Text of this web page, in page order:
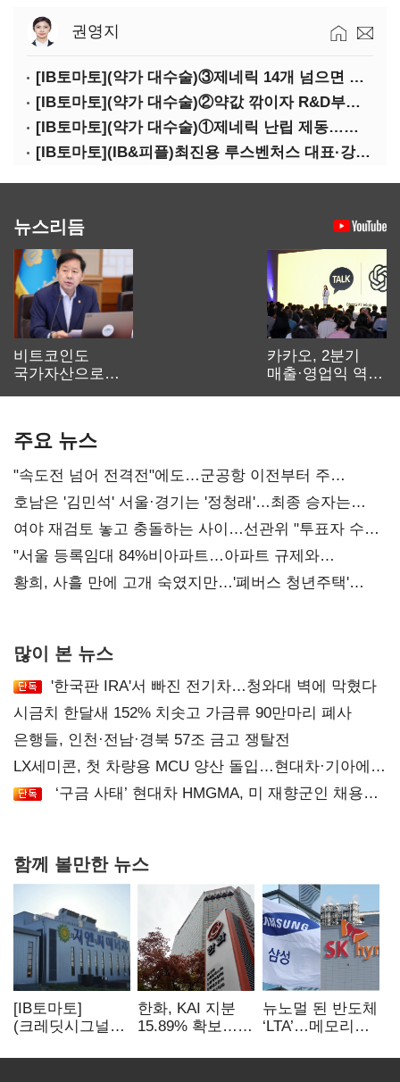
권영지
[IB토마토](약가 대수술)③제네릭 14개 넘으면 약값 '뚝'…등재전략 혼선
[IB토마토](약가 대수술)②약값 깎이자 R&D부터 축소…제약업계 비상경영 돌입
[IB토마토](약가 대수술)①제네릭 난립 제동…중소 제약사 수익성 비상
[IB토마토](IB&피플)최진용 루스벤처스 대표·강승순 이사
뉴스리듬
비트코인도
국가자산으로…'
카카오, 2분기
매출·영업익 역대
주요 뉴스
"속도전 넘어 전격전"에도…군공항 이전부터 주
52시간까지 '뇌관'
호남은 '김민석' 서울·경기는 '정청래'…최종 승자는
'안갯속'
여야 재검토 놓고 충돌하는 사이…선관위 "투표자 수
오차 당연"
"서울 등록임대 84%비아파트…아파트 규제와
달리해야"
황희, 사흘 만에 고개 숙였지만…'폐버스 청년주택'
많이 본 뉴스
'한국판 IRA'서 빠진 전기차…청와대 벽에 막혔다
시금치 한달새 152% 치솟고 가금류 90만마리 폐사
은행들, 인천·전남·경북 57조 금고 쟁탈전
LX세미콘, 첫 차량용 MCU 양산 돌입…현대차·기아에
공급
‘구금 사태’ 현대차 HMGMA, 미 재향군인 채용
함께 볼만한 뉴스
[IB토마토]
(크레딧시그널)
데이터센터 타고
한화, KAI 지분
15.89% 확보…
신청 예정
뉴노멀 된 반도체
‘LTA’…메모리
54조 선불 계약